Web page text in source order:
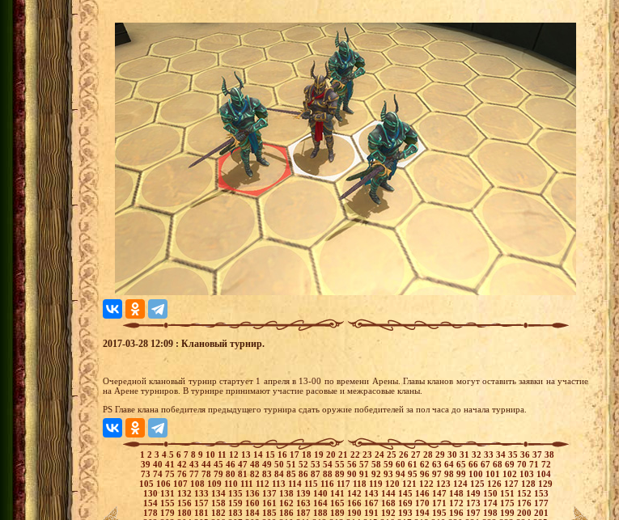
2017-03-28 12:09 : Клановый турнир.
Очередной клановый турнир стартует 1 апреля в 13-00 по времени Арены. Главы кланов могут оставить заявки на участие
на Арене турниров. В турнире принимают участие расовые и межрасовые кланы.
PS Главе клана победителя предыдущего турнира сдать оружие победителей за пол часа до начала турнира.
1 2 3 45 6 7 8 9 10 11 12 13 14 15 16 17 18 19 20 21 2223 24 25 26 27 28 29 30 31 32 33 34 35 36 37 38
39 40 41 42 43 44 45 46 47 48 49 50 51 52 53 54 55 56 57 5859 60 61 62 63 64 65 66 67 68 69 70 71 72
73 74 75 76 77 78 79 80 8182 83 84 85 86 87 88 89 90 91 92 93 94 95 96 97 98 99 100 101 102 103 104
105 106 107 108 109 110 111 112 113 114 115 116 117 118 119 120121 122 123 124 125 126 127 128 129
130131 132 133 134 135 136 137 138 139 140 141 142 143 144 145 146 147 148 149 150 151 152 153
154 155 156 157 158 159 160 161 162 163 164 165 166 167 168 169 170 171 172 173 174 175 176 177
178 179 180 181 182 183 184 185 186 187 188 189 190 191 192 193 194 195 196 197 198 199 200 201